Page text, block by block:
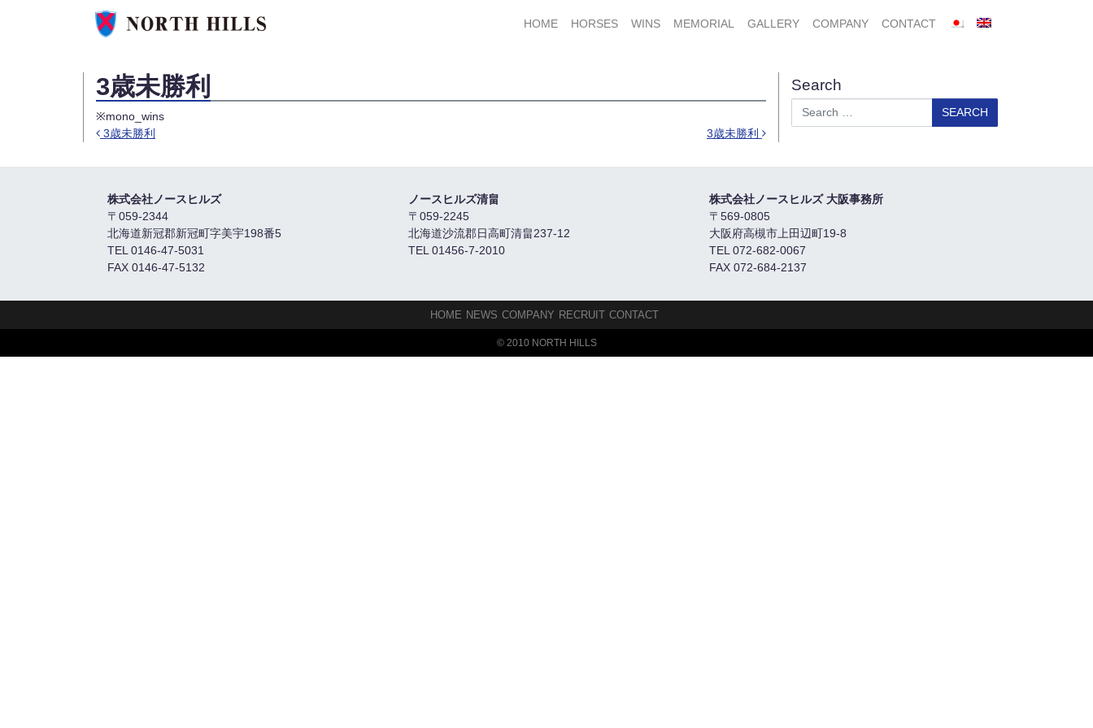
HOME
HORSES WINS MEMORIAL GALLERY COMPANY CONTACT
3歳未勝利
※mono_wins
3歳未勝利 3歳未勝利
Search
Search
株式会社ノースヒルズ
〒059-2344
北海道新冠郡新冠町字美宇198番5
TEL 0146-47-5031
FAX 0146-47-5132
ノースヒルズ清畠
〒059-2245
北海道沙流郡日高町清畠237-12
TEL 01456-7-2010
株式会社ノースヒルズ 大阪事務所
〒569-0805
大阪府高槻市上田辺町19-8
TEL 072-682-0067
FAX 072-684-2137
HOME NEWS COMPANY RECRUIT CONTACT
© 2010 NORTH HILLS